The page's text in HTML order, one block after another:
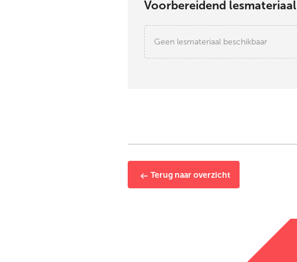
Voorbereidend lesmateriaal
Geen lesmateriaal beschikbaar
Terug naar overzicht